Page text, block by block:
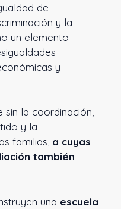
de
y la
un elemento
y
sin la coordinación,
y la
familias, a cuyas
también
una escuela